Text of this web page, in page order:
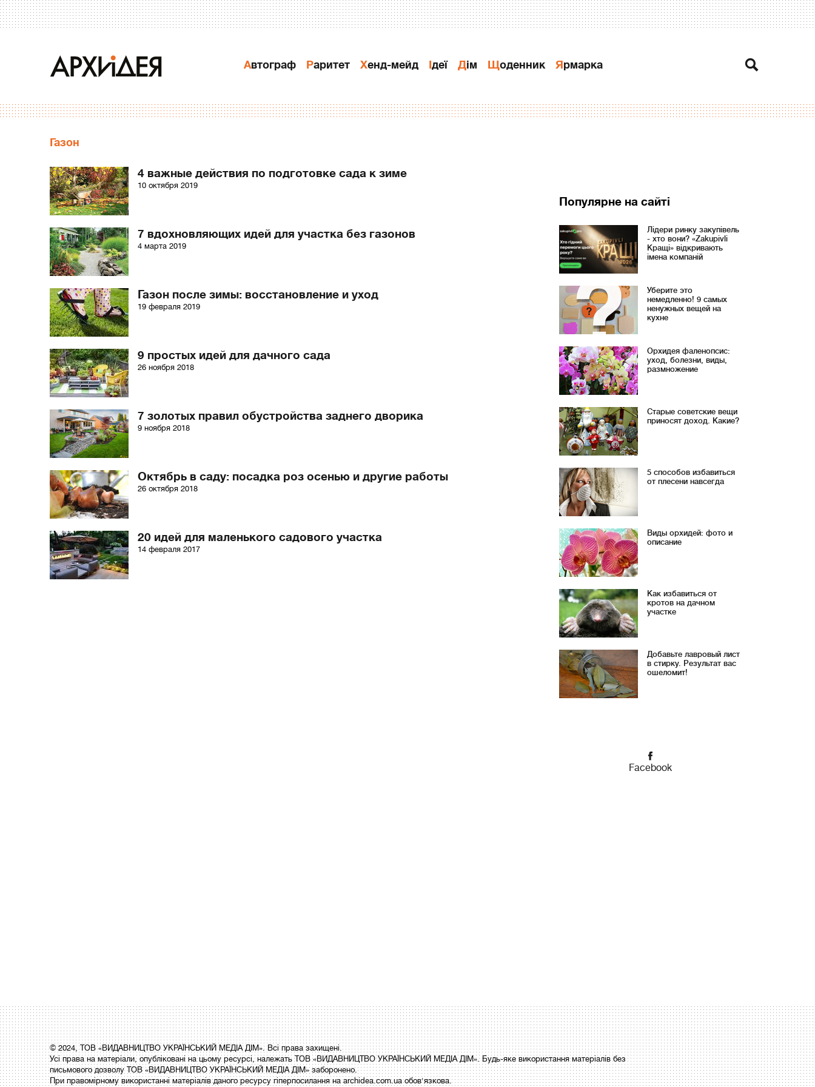
Автограф Раритет Хенд-мейд Ідеї Дiм Щоденник Ярмарка
Газон
4 важные действия по подготовке сада к зиме
10 октября 2019
7 вдохновляющих идей для участка без газонов
4 марта 2019
Газон после зимы: восстановление и уход
19 февраля 2019
9 простых идей для дачного сада
26 ноября 2018
7 золотых правил обустройства заднего дворика
9 ноября 2018
Октябрь в саду: посадка роз осенью и другие работы
26 октября 2018
20 идей для маленького садового участка
14 февраля 2017
Популярне на сайті
Лідери ринку закупівель
- хто вони? «Zakupivli
Кращі» відкривають
імена компаній
Уберите это
немедленно! 9 самых
ненужных вещей на
кухне
Орхидея фаленопсис:
уход, болезни, виды,
размножение
Старые советские вещи
приносят доход. Какие?
5 способов избавиться
от плесени навсегда
Виды орхидей: фото и
описание
Как избавиться от
кротов на дачном
участке
Добавьте лавровый лист
в стирку. Результат вас
ошеломит!
Facebook
© 2024, ТОВ «ВИДАВНИЦТВО УКРАЇНСЬКИЙ МЕДІА ДІМ». Всі права захищені.
Усі права на матеріали, опубліковані на цьому ресурсі, належать ТОВ «ВИДАВНИЦТВО УКРАЇНСЬКИЙ МЕДІА ДІМ». Будь-яке використання матеріалів без
письмового дозволу ТОВ «ВИДАВНИЦТВО УКРАЇНСЬКИЙ МЕДІА ДІМ» заборонено.
При правомірному використанні матеріалів даного ресурсу гіперпосилання на archidea.com.ua обов'язкова.